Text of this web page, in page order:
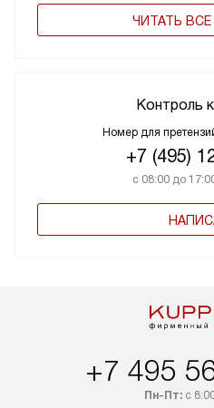
ЧИТАТЬ
Контроль
Номер для
+7 (495)
с 08:00 до
+7 495
Пн-Пт:с